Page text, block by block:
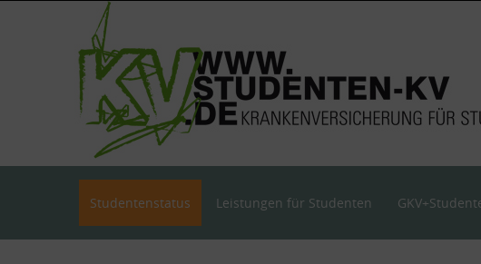
content
Studentenstatus Leistungen für Studenten